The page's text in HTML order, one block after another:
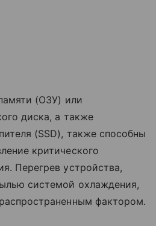
(ОЗУ) или
диска, а также
(SSD), также способны
критического
Перегрев устройства,
системой охлаждения,
фактором.